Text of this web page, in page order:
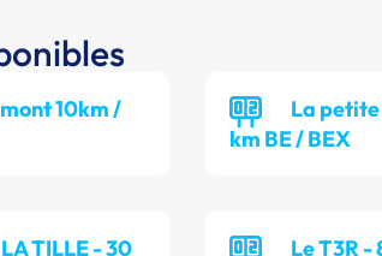
10km /
La
km BE / BEX
TILLE - 30
Le T3R -